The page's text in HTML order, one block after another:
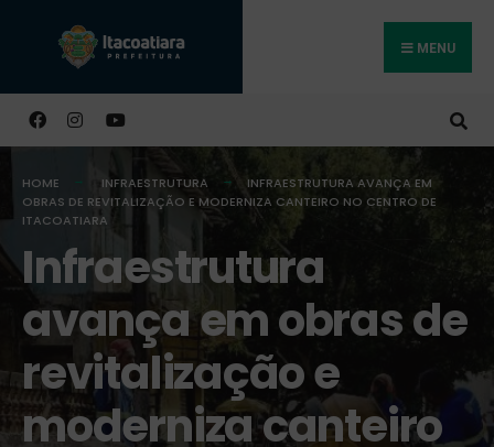
MENU
HOME INFRAESTRUTURA
INFRAESTRUTURA AVANÇA EM
OBRAS DE REVITALIZAÇÃO E MODERNIZA CANTEIRO NO CENTRO DE
ITACOATIARA
Infraestrutura
avança em obras de
revitalização e
moderniza canteiro
Buscar